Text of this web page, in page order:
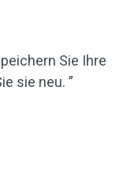
Sie Ihre
sie neu. ”